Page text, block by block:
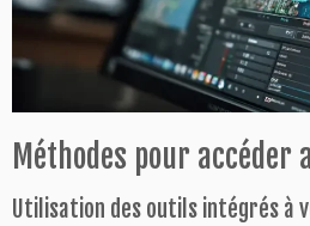
Méthodes pour accéder
Utilisation des outils intégrés à